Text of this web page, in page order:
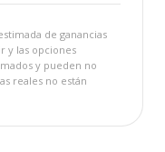
de ganancias
y las opciones
y pueden no
reales no están